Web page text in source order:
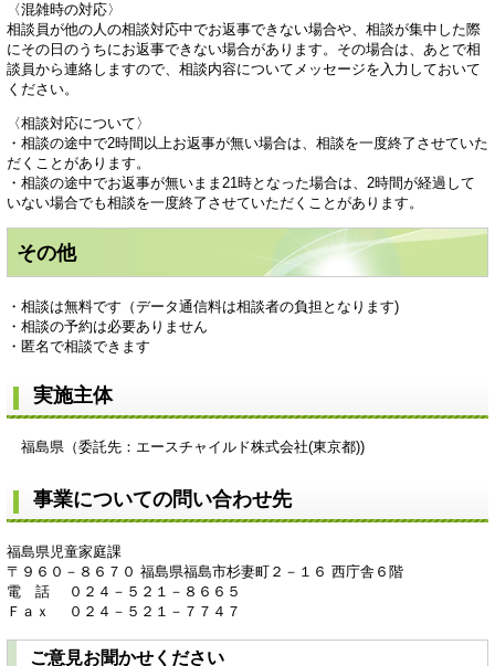
〈混雑時の対応〉
相談員が他の人の相談対応中でお返事できない場合や、相談が集中した際
にその日のうちにお返事できない場合があります。その場合は、あとで相
談員から連絡しますので、相談内容についてメッセージを入力しておいて
ください。
〈相談対応について〉
・相談の途中で2時間以上お返事が無い場合は、相談を一度終了させていた
だくことがあります。
・相談の途中でお返事が無いまま21時となった場合は、2時間が経過して
いない場合でも相談を一度終了させていただくことがあります。
その他
・相談は無料です（データ通信料は相談者の負担となります)
・相談の予約は必要ありません
・匿名で相談できます
実施主体
福島県（委託先：エースチャイルド株式会社(東京都))
事業についての問い合わせ先
福島県児童家庭課
〒９６０－８６７０ 福島県福島市杉妻町２－１６ 西庁舎６階
電 話 ０２４－５２１－８６６５
Ｆａｘ ０２４－５２１－７７４７
ご意見お聞かせください